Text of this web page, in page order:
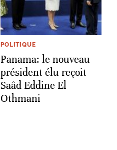
POLITIQUE
Panama: le nouveau
président élu reçoit
Saâd Eddine El
Othmani